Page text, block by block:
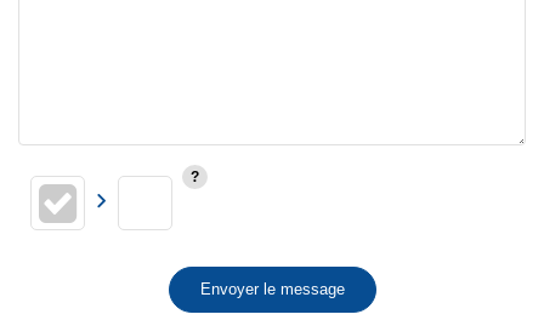
Envoyer le message